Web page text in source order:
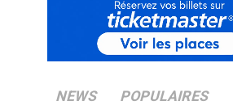
NEWS POPULAIRES